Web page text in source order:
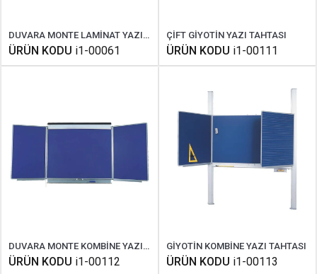
DUVARA MONTE LAMİNAT YAZI TAHTASI
ÜRÜN KODU i1-00061
ÇİFT GİYOTİN YAZI TAHTASI
ÜRÜN KODU i1-00111
DUVARA MONTE KOMBİNE YAZI TAHTASI
ÜRÜN KODU i1-00112
GİYOTİN KOMBİNE YAZI TAHTASI
ÜRÜN KODU i1-00113